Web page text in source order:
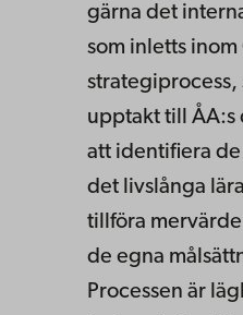
gärna det
som inletts inom
strategiprocess,
upptakt till ÅA:s
att identifiera
det livslånga
tillföra
de egna
Processen är